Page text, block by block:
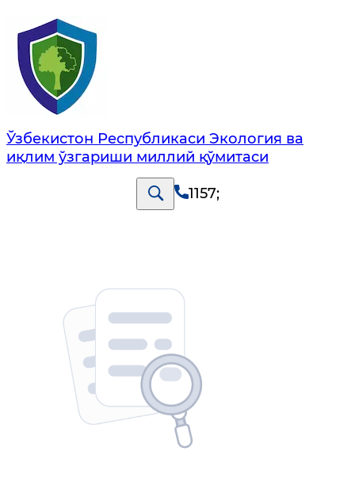
Ўзбекистон Республикаси Экология ва
иқлим ўзгариши миллий қўмитаси
1157;